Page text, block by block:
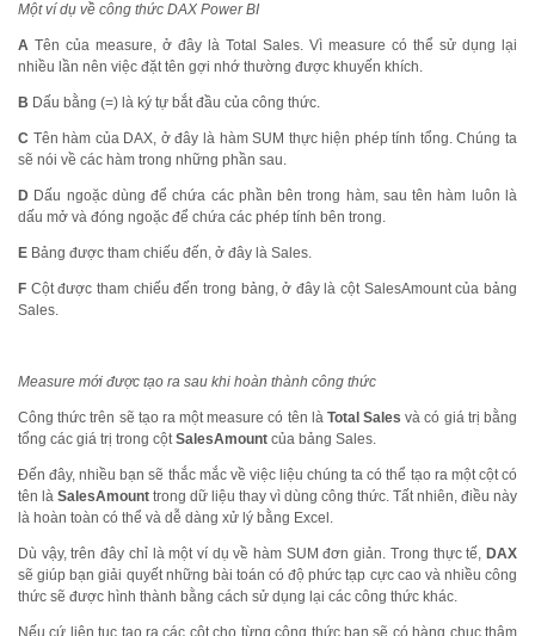
Một ví dụ về công thức DAX Power BI
A Tên của measure, ở đây là Total Sales. Vì measure có thể sử dụng lại
nhiều lần nên việc đặt tên gợi nhớ thường được khuyến khích.
B Dấu bằng (=) là ký tự bắt đầu của công thức.
C Tên hàm của DAX, ở đây là hàm SUM thực hiện phép tính tổng. Chúng ta
sẽ nói về các hàm trong những phần sau.
D Dấu ngoặc dùng để chứa các phần bên trong hàm, sau tên hàm luôn là
dấu mở và đóng ngoặc để chứa các phép tính bên trong.
E Bảng được tham chiếu đến, ở đây là Sales.
F Cột được tham chiếu đến trong bảng, ở đây là cột SalesAmount của bảng
Sales.
Measure mới được tạo ra sau khi hoàn thành công thức
Công thức trên sẽ tạo ra một measure có tên là Total Sales và có giá trị bằng
tổng các giá trị trong cộtSalesAmount của bảng Sales.
Đến đây, nhiều bạn sẽ thắc mắc về việc liệu chúng ta có thể tạo ra một cột có
tên là SalesAmount trong dữ liệu thay vì dùng công thức. Tất nhiên, điều này
là hoàn toàn có thể và dễ dàng xử lý bằng Excel.
Dù vậy, trên đây chỉ là một ví dụ về hàm SUM đơn giản. Trong thực tế, DAX
sẽ giúp bạn giải quyết những bài toán có độ phức tạp cực cao và nhiều công
thức sẽ được hình thành bằng cách sử dụng lại các công thức khác.
Nếu cứ liên tục tạo ra các cột cho từng công thức bạn sẽ có hàng chục thậm